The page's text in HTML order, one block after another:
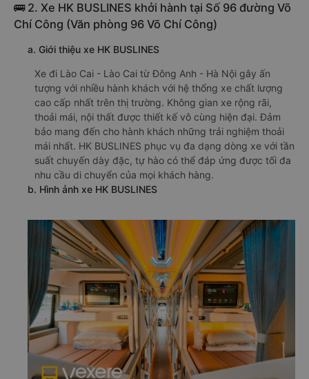
🚌 2. Xe HK BUSLINES khởi hành tại Số 96 đường Võ
Chí Công (Văn phòng 96 Võ Chí Công)
a. Giới thiệu xe HK BUSLINES
Xe đi Lào Cai - Lào Cai từ Đông Anh - Hà Nội gây ấn
tượng với nhiều hành khách với hệ thống xe chất lượng
cao cấp nhất trên thị trường. Không gian xe rộng rãi,
thoải mái, nội thất được thiết kế vô cùng hiện đại. Đảm
bảo mang đến cho hành khách những trải nghiệm thoải
mái nhất. HK BUSLINES phục vụ đa dạng dòng xe với tần
suất chuyến dày đặc, tự hào có thể đáp ứng được tối đa
nhu cầu di chuyển của mọi khách hàng.
b. Hình ảnh xe HK BUSLINES